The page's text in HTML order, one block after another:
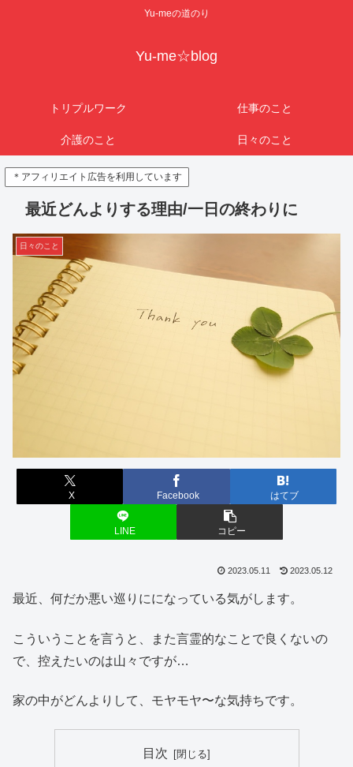
Yu-meの道のり
Yu-me☆blog
トリプルワーク 仕事のこと
介護のこと 日々のこと
＊アフィリエイト広告を利用しています
最近どんよりする理由/一日の終わりに
日々のこと
X Facebook はてブ
LINE コピー
2023.05.11 2023.05.12
最近、何だか悪い巡りにになっている気がします。
こういうことを言うと、また言霊的なことで良くないの
で、控えたいのは山々ですが…
家の中がどんよりして、モヤモヤ〜な気持ちです。
目次